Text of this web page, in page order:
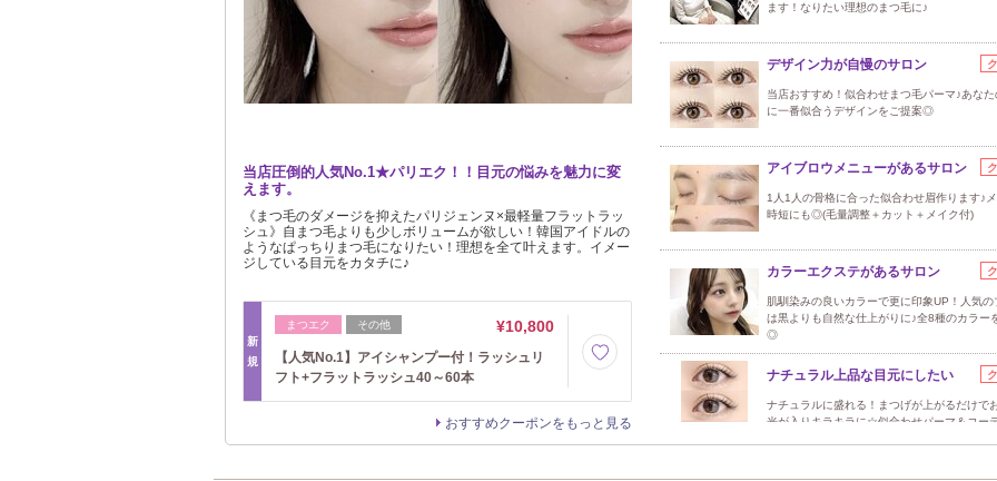
当店圧倒的人気No.1★パリエク！！目元の悩みを魅力に変
えます。
《まつ毛のダメージを抑えたパリジェンヌ×最軽量フラットラッ
シュ》自まつ毛よりも少しボリュームが欲しい！韓国アイドルの
ようなぱっちりまつ毛になりたい！理想を全て叶えます。イメー
ジしている目元をカタチに♪
新
規
まつエク その他 ¥10,800
【人気No.1】アイシャンプー付！ラッシュリ
フト+フラットラッシュ40～60本
おすすめクーポンをもっと見る
ます！なりたい理想のまつ毛に♪
デザイン力が自慢のサロン
当店おすすめ！似合わせまつ毛パーマ♪あな
に一番似合うデザインをご提案◎
アイブロウメニューがあるサロン
1人1人の骨格に合った似合わせ眉作ります♪
時短にも◎(毛量調整＋カット＋メイク付)
カラーエクステがあるサロン
肌馴染みの良いカラーで更に印象UP！人気の
は黒よりも自然な仕上がりに♪全8種のカラー
◎
ナチュラル上品な目元にしたい
ナチュラルに盛れる！まつげが上がるだけで
光が入りキラキラに☆似合わせパーマ＆コー